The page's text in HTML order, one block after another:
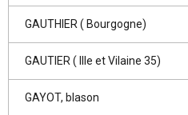
GAUTHIER ( Bourgogne)
GAUTIER ( Ille et Vilaine 35)
GAYOT, blason